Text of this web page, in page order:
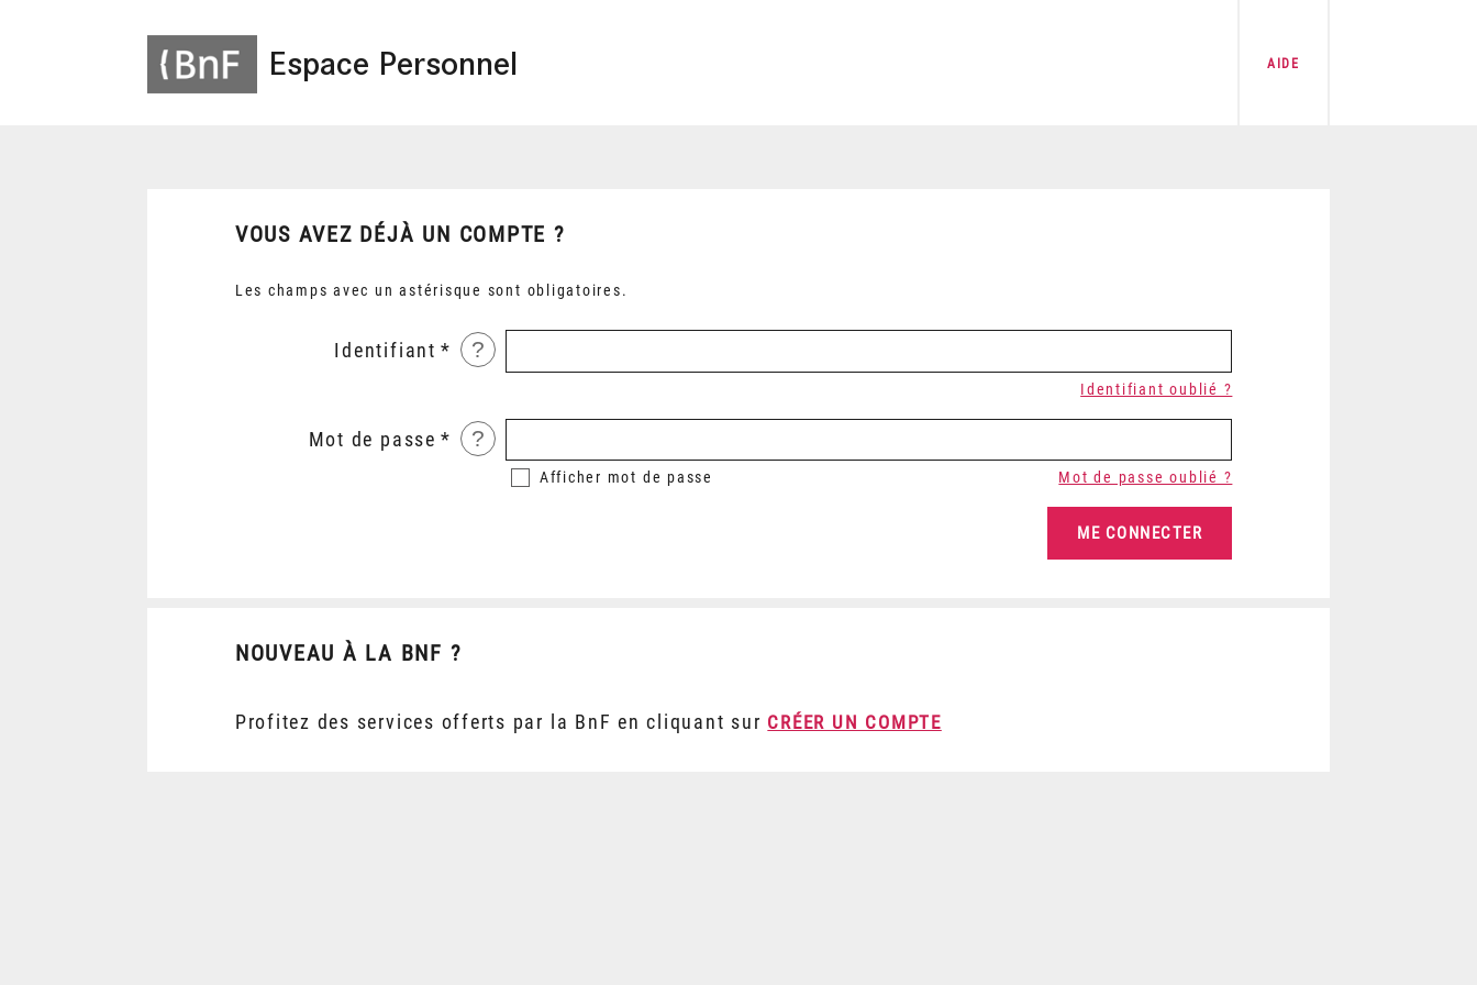
Espace Personnel AIDE
VOUS AVEZ DÉJÀ UN COMPTE ?
Les champs avec un astérisque sont obligatoires.
Identifiant ?
Identifiant oublié ?
Mot de passe ?
Afficher mot de passe Mot de passe oublié ?
NOUVEAU À LA BNF ?
Profitez des services offerts par la BnF en cliquant sur CRÉER UN COMPTE